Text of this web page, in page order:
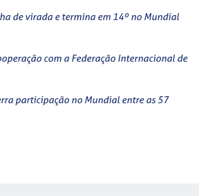
de virada e termina em 14º no Mundial
com a Federação Internacional de
participação no Mundial entre as 57